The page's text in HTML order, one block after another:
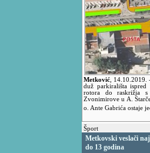
Metković 14.10.2019.
duž parkirališta ispred
rotora do raskrižja
Zvonimirove u A.
o. Ante Gabrića ostaje
Šport
Metkovski veslači
do 13 godina